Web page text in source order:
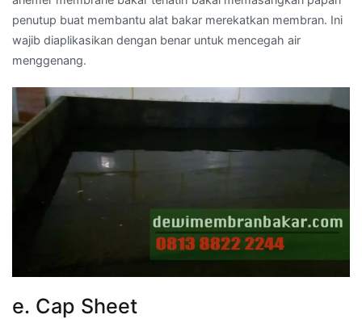
penutup buat membantu alat bakar merekatkan membran. Ini
wajib diaplikasikan dengan benar untuk mencegah air
menggenang.
e. Cap Sheet